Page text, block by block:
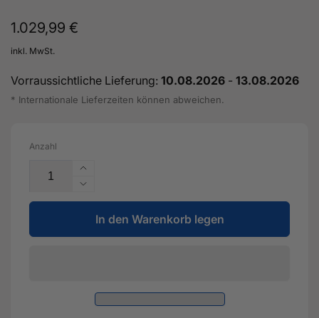
Normaler
Preis
1.029,99 €
inkl. MwSt.
Vorraussichtliche Lieferung: 10.08.2026 - 13.08.2026
* Internationale Lieferzeiten können abweichen.
Anzahl
Erhöhe
die
Menge
für
Spoiler
521
AB
Verringere
die
Menge
für
807
521
In den Warenkorb legen